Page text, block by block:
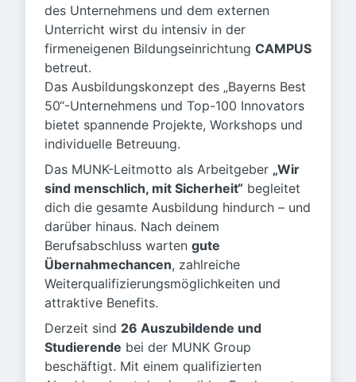
des Unternehmens und dem externen
Unterricht wirst du intensiv in der
firmeneigenen Bildungseinrichtung CAMPUS
betreut.
Das Ausbildungskonzept des „Bayerns Best
50“-Unternehmens und Top-100 Innovators
bietet spannende Projekte, Workshops und
individuelle Betreuung.
Das MUNK-Leitmotto als Arbeitgeber „Wir
sind menschlich, mit Sicherheit“ begleitet
dich die gesamte Ausbildung hindurch – und
darüber hinaus. Nach deinem
Berufsabschluss warten gute
Übernahmechancen, zahlreiche
Weiterqualifizierungsmöglichkeiten und
attraktive Benefits.
Derzeit sind 26 Auszubildende und
Studierende bei der MUNK Group
beschäftigt. Mit einem qualifizierten